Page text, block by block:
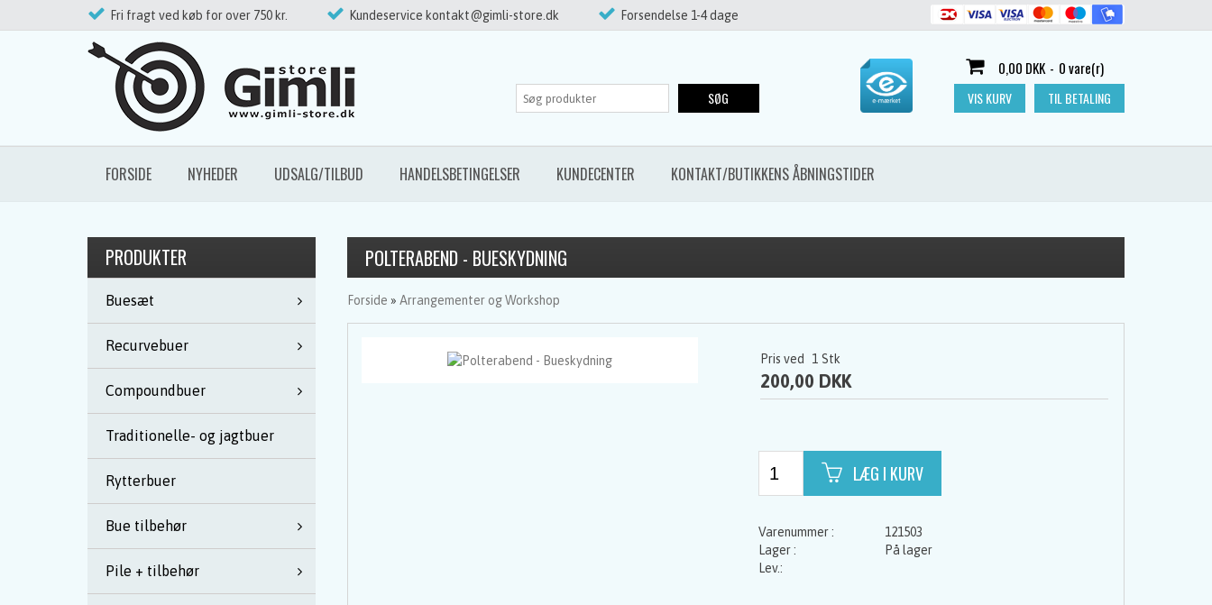
Fri fragt ved køb for over 750 kr. Kundeservice kontakt@gimli-store.dk Forsendelse 1-4 dage
0,00 DKK - 0 vare(r)
VIS KURV TIL BETALING
FORSIDE NYHEDER UDSALG/TILBUD HANDELSBETINGELSER KUNDECENTER KONTAKT/BUTIKKENS ÅBNINGSTIDER
SØG
PRODUKTER
Buesæt
Recurvebuer
Compoundbuer
Traditionelle- og jagtbuer
Rytterbuer
Bue tilbehør
Pile + tilbehør
POLTERABEND - BUESKYDNING
Forside » Arrangementer og Workshop
Pris ved 1 Stk
200,00 DKK
121503
På lager